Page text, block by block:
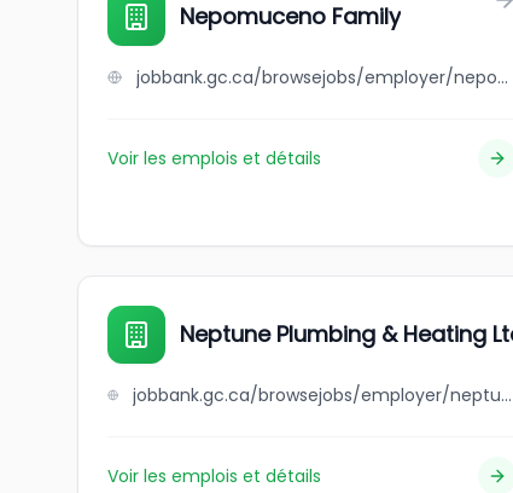
Nepomuceno Family
jobbank.gc.ca/browsejobs/employer/nepomuceno+family/ca
Voir les emplois et détails
Neptune Plumbing & Heating
jobbank.gc.ca/browsejobs/employer/neptune+plumbing+%26+heating+ltd./ca
Voir les emplois et détails